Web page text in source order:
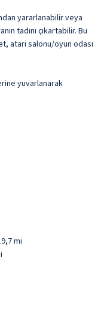
yararlanabilir veya
tadını çıkartabilir. Bu
atari salonu/oyun odası
yuvarlanarak
mi